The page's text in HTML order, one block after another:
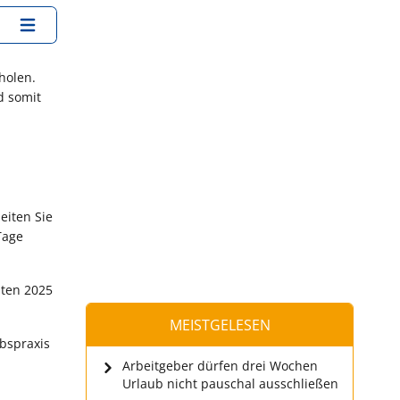
somit
Sie
2025
MEISTGELESEN
Arbeitgeber dürfen drei Wochen
Urlaub nicht pauschal ausschließen